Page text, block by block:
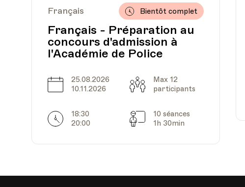
Date14.02.2022 Heure
18.00
Français
Français - Préparation au
concours d'admission à
l'Académie de Police
Bientôt complet
Date
25.08.2026
10.11.2026
Capacité
Max 12
participants
Horarires
18:30
20:00
Séances
10 séances
1h 30min